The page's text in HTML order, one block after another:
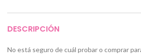
DESCRIPCIÓN
No está seguro de cuál probar o comprar